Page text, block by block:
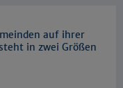
auf ihrer
in zwei Größen